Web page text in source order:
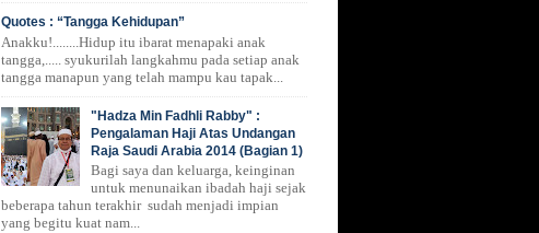
Quotes : “Tangga Kehidupan”
Anakku!........Hidup itu ibarat menapaki anak
tangga,..... syukurilah langkahmu pada setiap anak
tangga manapun yang telah mampu kau tapak...
"Hadza Min Fadhli Rabby" :
Pengalaman Haji Atas Undangan
Raja Saudi Arabia 2014 (Bagian 1)
Bagi saya dan keluarga, keinginan
untuk menunaikan ibadah haji sejak
beberapa tahun terakhir sudah menjadi impian
yang begitu kuat nam...